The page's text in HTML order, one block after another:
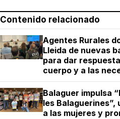
Contenido relacionado
Agentes Rurales
Lleida de nuevas
para dar
cuerpo y a las
Balaguer impulsa
les Balaguerines”,
a las mujeres y